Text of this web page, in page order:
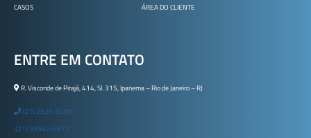
CASOS ÁREA DO CLIENTE
ENTRE EM CONTATO
R. Visconde de Pirajá, 414, Sl. 315, Ipanema – Rio de Janeiro – RJ
(21) 2529-3200
(21) 99582-4971